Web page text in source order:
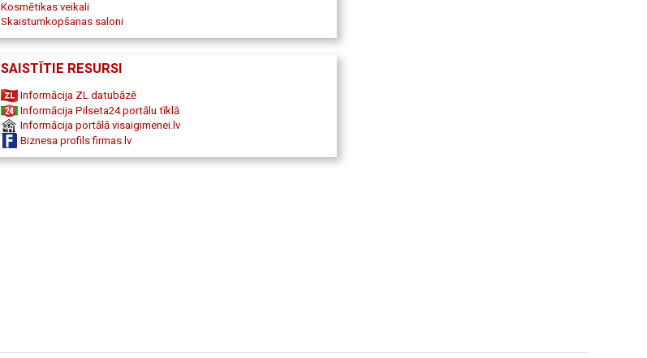
Kosmētikas veikali
Skaistumkopšanas saloni
SAISTĪTIE RESURSI
Informācija ZL datubāzē
Informācija Pilseta24 portālu tīklā
Informācija portālā visaigimenei.lv
Biznesa profils firmas.lv